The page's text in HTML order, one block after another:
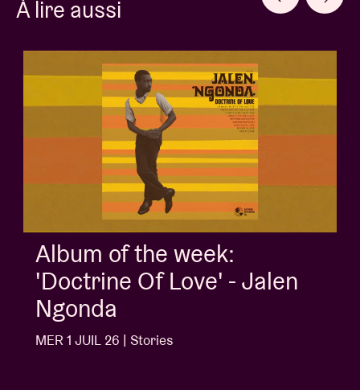
À lire aussi
Album of the week:
'Doctrine Of Love' - Jalen
Ngonda
MER 1 JUIL 26 | Stories